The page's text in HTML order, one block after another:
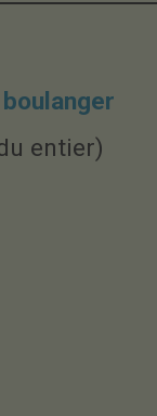
entier)